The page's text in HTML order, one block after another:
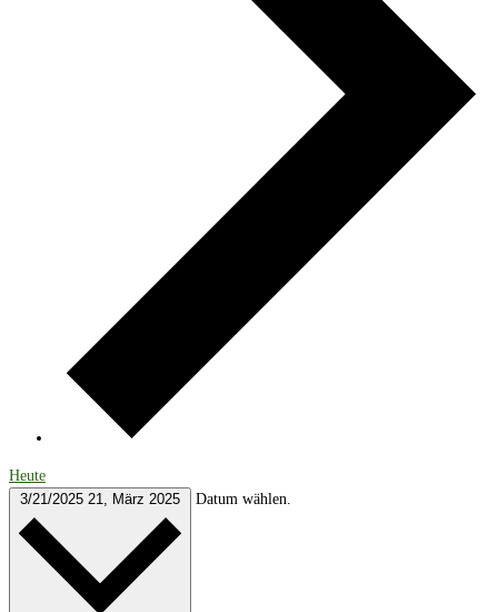
Heute
3/21/2025 21, März 2025 Datum wählen.